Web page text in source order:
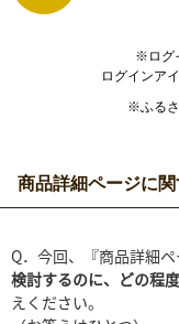
※ログ
ログインア
※ふる
商品詳細ページに